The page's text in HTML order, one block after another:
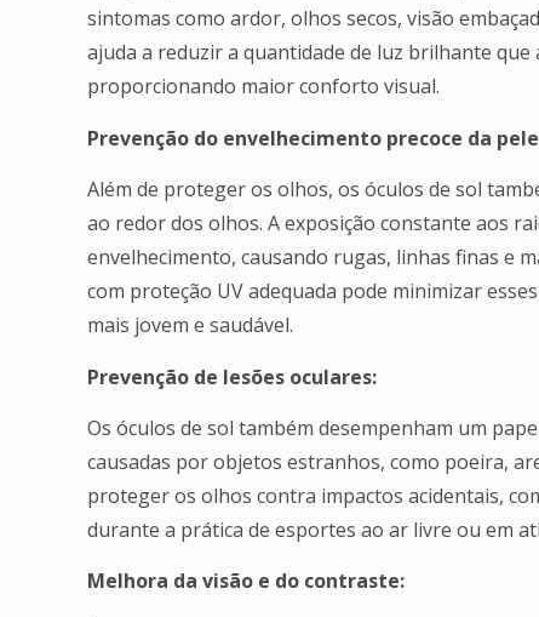
sintomas como ardor, olhos secos, visão
ajuda a reduzir a quantidade de luz brilhante
proporcionando maior conforto visual.
Prevenção do envelhecimento precoce da
Além de proteger os olhos, os óculos de sol
ao redor dos olhos. A exposição constante aos
envelhecimento, causando rugas, linhas finas e
com proteção UV adequada pode minimizar
mais jovem e saudável.
Prevenção de lesões oculares:
Os óculos de sol também desempenham um
causadas por objetos estranhos, como poeira,
proteger os olhos contra impactos acidentais,
durante a prática de esportes ao ar livre ou em
Melhora da visão e do contraste: